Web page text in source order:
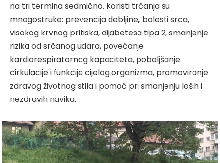
na tri termina sedmično. Koristi trčanja su
mnogostruke: prevencija debljine, bolesti srca,
visokog krvnog pritiska, dijabetesa tipa 2, smanjenje
rizika od srčanog udara, povećanje
kardiorespiratornog kapaciteta, poboljšanje
cirkulacije i funkcije cijelog organizma, promoviranje
zdravog životnog stila i pomoć pri smanjenju loših i
nezdravih navika.